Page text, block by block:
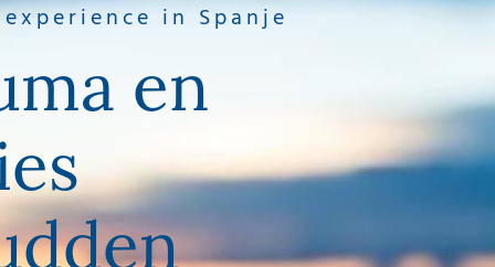
in Spanje
en